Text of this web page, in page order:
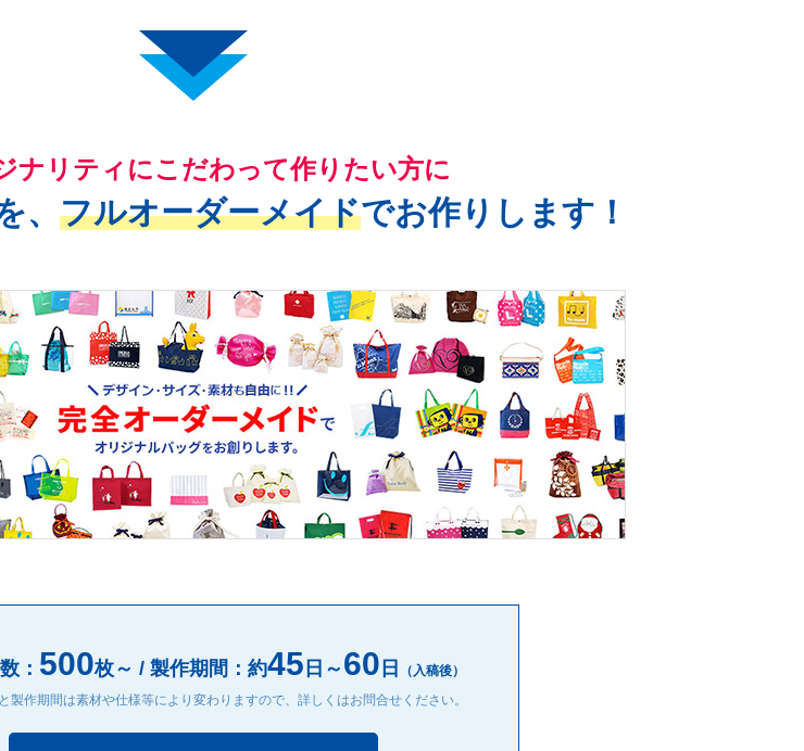
ナリティにこだわって作りたい方に
、 フルオーダーメイドでお作りします！
： 500枚～ / 製作期間：約45 日～ 60 日
（入稿後）
製作期間は素材や仕様等により変わりますので、詳しくはお問合せください。